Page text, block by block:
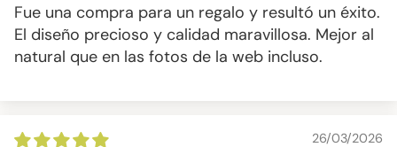
Fue una compra para un regalo y resultó un éxito.
El diseño precioso y calidad maravillosa. Mejor al
natural que en las fotos de la web incluso.
26/03/2026